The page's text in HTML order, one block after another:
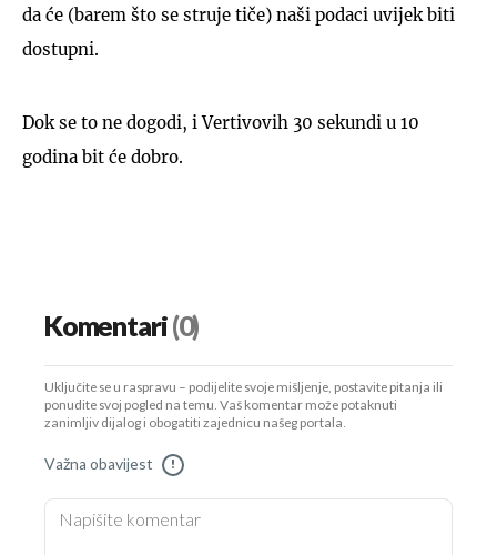
da će (barem što se struje tiče) naši podaci uvijek biti
dostupni.
Dok se to ne dogodi, i Vertivovih 30 sekundi u 10
godina bit će dobro.
Komentari(0)
Uključite se u raspravu – podijelite svoje mišljenje, postavite pitanja ili
ponudite svoj pogled na temu. Vaš komentar može potaknuti
zanimljiv dijalog i obogatiti zajednicu našeg portala.
Važna obavijest !